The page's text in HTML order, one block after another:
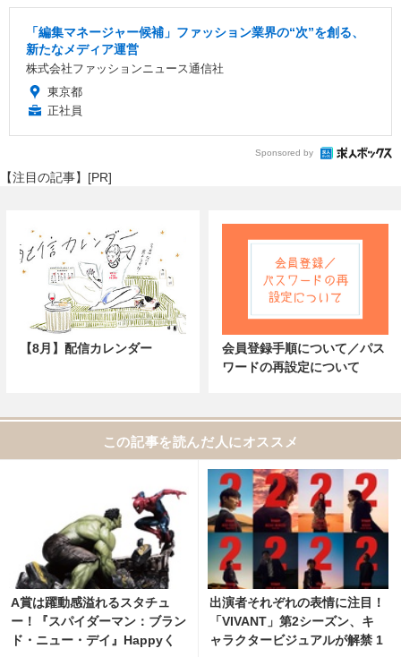
「編集マネージャー候補」ファッション業界の“次”を創る、
新たなメディア運営
株式会社ファッションニュース通信社
東京都
正社員
Sponsored by
【注目の記事】[PR]
【8月】配信カレンダー
会員登録手順について／パス
ワードの再設定について
この記事を読んだ人にオススメ
A賞は躍動感溢れるスタチュ
ー！『スパイダーマン：ブラン
ド・ニュー・デイ』Happyく
出演者それぞれの表情に注目！
「VIVANT」第2シーズン、キ
ャラクタービジュアルが解禁 1